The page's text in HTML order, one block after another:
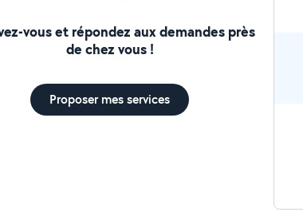
vous et répondez aux demandes près
de chez vous !
Proposer mes services